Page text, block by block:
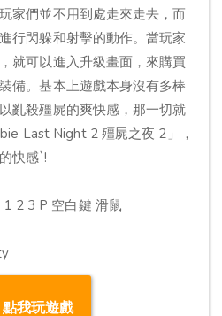
家們並不用到處走來走去，而
行閃躲和射擊的動作。當玩家
就可以進入升級畫面，來購買
備。基本上遊戲本身沒有多棒
亂殺殭屍的爽快感，那一切就
Last Night 2 殭屍之夜 2」，
快感`!
2 3 P 空白鍵 滑鼠
我玩遊戲